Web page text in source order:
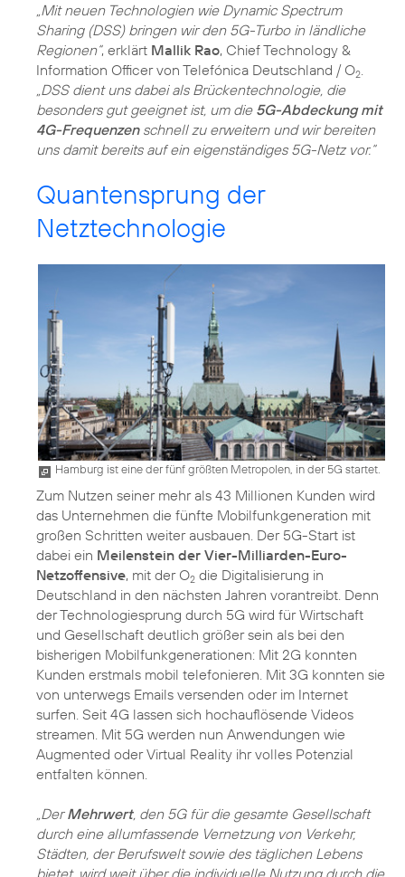
„Mit neuen Technologien wie Dynamic Spectrum
Sharing (DSS) bringen wir den 5G-Turbo in ländliche
Regionen“, erklärt Mallik Rao, Chief Technology &
Information Officer von Telefónica Deutschland / O2.
„DSS dient uns dabei als Brückentechnologie, die
besonders gut geeignet ist, um die 5G-Abdeckung mit
4G-Frequenzenschnell zu erweitern und wir bereiten
uns damit bereits auf ein eigenständiges 5G-Netz vor.“
Quantensprung der
Netztechnologie
Hamburg ist eine der fünf größten Metropolen, in der 5G startet.
Zum Nutzen seiner mehr als 43 Millionen Kunden wird
das Unternehmen die fünfte Mobilfunkgeneration mit
großen Schritten weiter ausbauen. Der 5G-Start ist
dabei ein Meilenstein der Vier-Milliarden-Euro-
Netzoffensive, mit der O2 die Digitalisierung in
Deutschland in den nächsten Jahren vorantreibt. Denn
der Technologiesprung durch 5G wird für Wirtschaft
und Gesellschaft deutlich größer sein als bei den
bisherigen Mobilfunkgenerationen: Mit 2G konnten
Kunden erstmals mobil telefonieren. Mit 3G konnten sie
von unterwegs Emails versenden oder im Internet
surfen. Seit 4G lassen sich hochauflösende Videos
streamen. Mit 5G werden nun Anwendungen wie
Augmented oder Virtual Reality ihr volles Potenzial
entfalten können.
„DerMehrwert, den 5G für die gesamte Gesellschaft
durch eine allumfassende Vernetzung von Verkehr,
Städten, der Berufswelt sowie des täglichen Lebens
bietet, wird weit über die individuelle Nutzung durch die